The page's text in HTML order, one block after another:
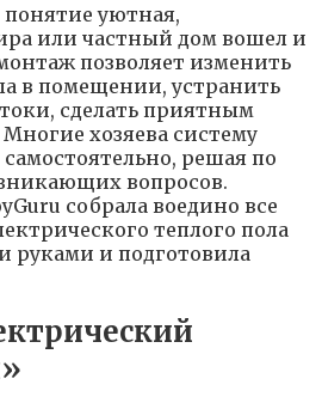
уютная,
или частный дом вошел и
позволяет изменить
в помещении, устранить
сделать приятным
хозяева систему
решая по
вопросов.
собрала воедино все
теплого пола
руками и подготовила